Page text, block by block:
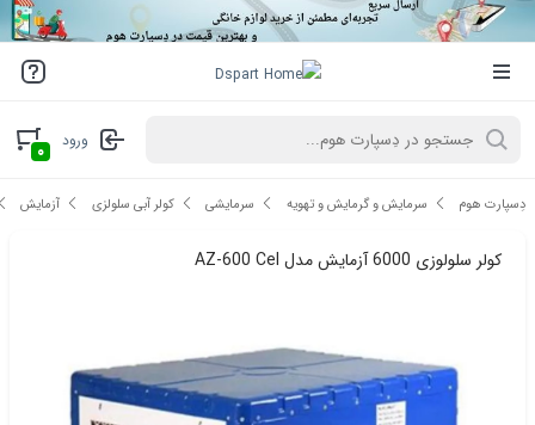
ورود ۰
دِسپارت هوم سرمایش و گرمایش و تهویه سرمایشی کولر آبی سلولزی آزمایش
کولر سلولوزی 6000 آزمایش مدل AZ-600 Cel